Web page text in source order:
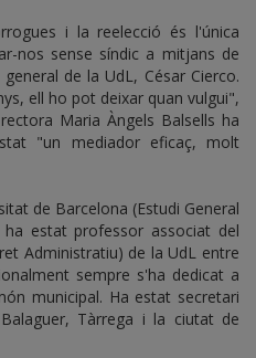
i la reelecció és l'única
nos sense síndic a mitjans de
de la UdL, César Cierco.
ell ho pot deixar quan vulgui",
Maria Àngels Balsells ha
"un mediador eficaç, molt
de Barcelona (Estudi General
ha estat professor associat del
Administratiu) de la UdL entre
sempre s'ha dedicat a
municipal. Ha estat secretari
Tàrrega i la ciutat de